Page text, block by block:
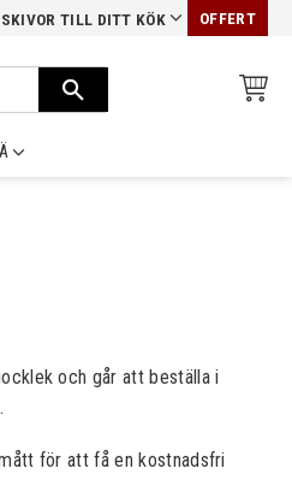
TILL DITT KÖK OFFERT
och går att beställa i
för att få en kostnadsfri